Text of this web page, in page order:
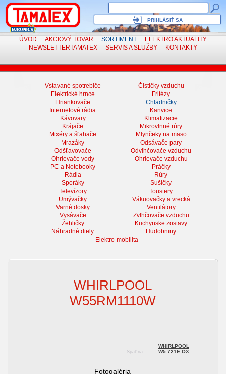
PRIHLÁSIŤ SA
ÚVOD AKCIOVÝ TOVAR SORTIMENT ELEKTROAKTUALITY
NEWSLETTERTAMATEX SERVISA SLUŽBY KONTAKTY
Vstavané spotrebiče
Čističky vzduchu
Elektrické hrnce
Fritézy
Hriankovače
Chladničky
Internetové rádia
Kanvice
Kávovary
Klimatizacie
Krájače
Mikrovlnné rúry
Mixéry a šľahače
Mlynčeky na mäso
Mrazáky
Odsávače pary
Odšťavovače
Odvlhčovače vzduchu
Ohrievače vody
Ohrievače vzduchu
PC a Notebooky
Práčky
Rádia
Rúry
Sporáky
Sušičky
Televízory
Toustery
Umývačky
Vákuovačky a vrecká
Varné dosky
Ventilátory
Vysávače
Zvlhčovače vzduchu
Žehličky
Kuchynske zostavy
Náhradné diely
Hudobniny
Elektro-mobilita
WHIRLPOOL
W55RM1110W
Spať na:
WHIRLPOOL
W5 721E OX
Fotogaléria